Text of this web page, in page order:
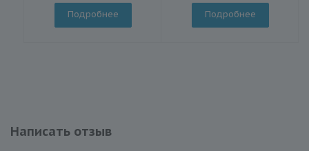
Подробнее Подробнее
Написать отзыв